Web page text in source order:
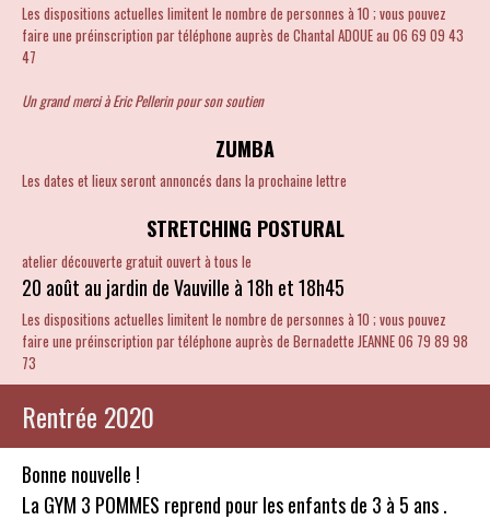
Les dispositions actuelles limitent le nombre de personnes à 10 ; vous pouvez
faire une préinscription par téléphone auprès de Chantal ADOUE au 06 69 09 43
47
Un grand merci à Eric Pellerin pour son soutien
ZUMBA
Les dates et lieux seront annoncés dans la prochaine lettre
STRETCHING POSTURAL
atelier découverte gratuit ouvert à tous le
20 août au jardin de Vauville à 18h et 18h45
Les dispositions actuelles limitent le nombre de personnes à 10 ; vous pouvez
faire une préinscription par téléphone auprès de Bernadette JEANNE 06 79 89 98
73
Rentrée 2020
Bonne nouvelle !
La GYM 3 POMMES reprend pour les enfants de 3 à 5 ans .